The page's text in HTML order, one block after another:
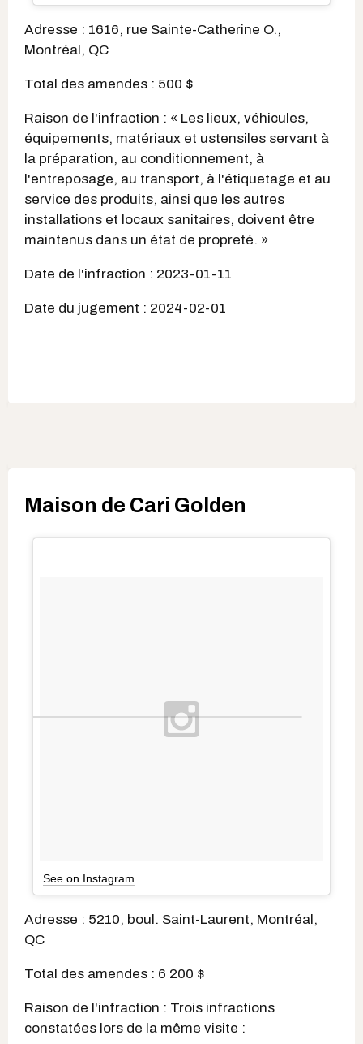
Adresse : 1616, rue Sainte-Catherine O.,
Montréal, QC
Total des amendes : 500 $
Raison de l'infraction : « Les lieux, véhicules,
équipements, matériaux et ustensiles servant à
la préparation, au conditionnement, à
l'entreposage, au transport, à l'étiquetage et au
service des produits, ainsi que les autres
installations et locaux sanitaires, doivent être
maintenus dans un état de propreté. »
Date de l'infraction : 2023-01-11
Date du jugement : 2024-02-01
Maison de Cari Golden
See on Instagram
Adresse : 5210, boul. Saint-Laurent, Montréal,
QC
Total des amendes : 6 200 $
Raison de l'infraction : Trois infractions
constatées lors de la même visite :